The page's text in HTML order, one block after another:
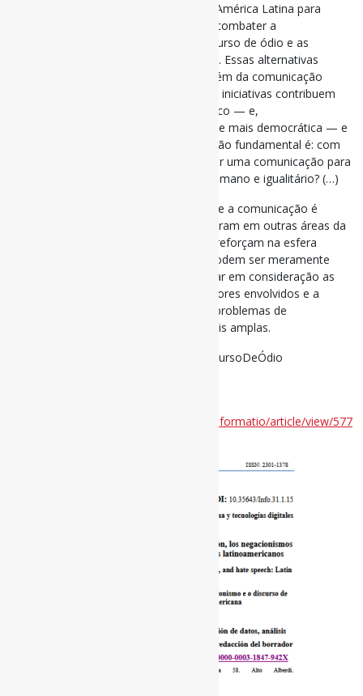
por organizações da sociedade civil na América Latina para
democratizar a comunicação pública e combater a
desinformação, o negacionismo, o discurso de ódio e as
expressões ofensivas e discriminatórias. Essas alternativas
incluem estratégias digitais, mas vão além da comunicação
online. A questão central é: como essas iniciativas contribuem
para a promoção do diálogo democrático — e,
consequentemente, para uma sociedade mais democrática — e
quais são suas limitações? A preocupação fundamental é: com
base em que podemos esperar construir uma comunicação para
um mundo mais gentil, democrático, humano e igualitário? (…)
O estudo demonstra, mais uma vez, que a comunicação é
política e que as desigualdades que operam em outras áreas da
sociedade também se expressam e se reforçam na esfera
pública. Portanto, as alternativas não podem ser meramente
comunicacionais e técnicas. Devem levar em consideração as
relações desiguais de poder entre os atores envolvidos e a
relação indissociável entre os próprios problemas de
comunicação e as disputas políticas mais amplas.
#Desinformação #Negacionismo #DiscursoDeÓdio
https://informatio.fic.edu.uy/index.php/informatio/article/view/577